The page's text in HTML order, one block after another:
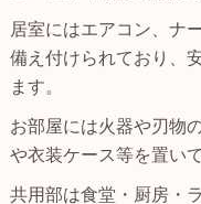
居室にはエアコン、ナ
備え付けられており、
ます。
お部屋には火器や刃物
や衣装ケース等を置い
共用部は食堂・厨房・